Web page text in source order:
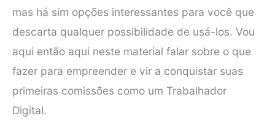
mas há sim opções interessantes para você que
descarta qualquer possibilidade de usá-los. Vou
aqui então aqui neste material falar sobre o que
fazer para empreender e vir a conquistar suas
primeiras comissões como um Trabalhador
Digital.